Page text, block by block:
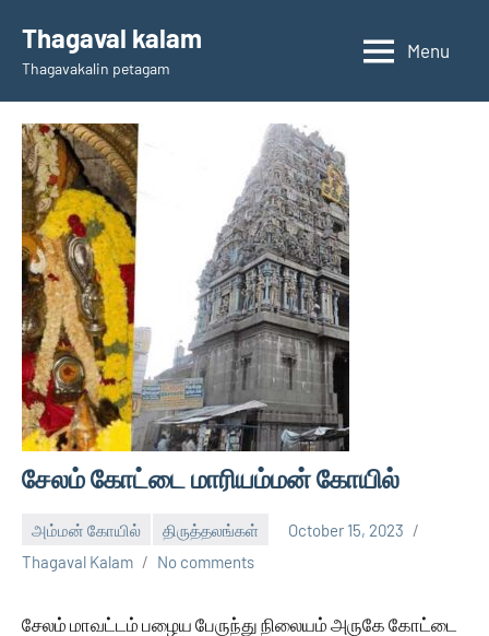
content
Thagaval kalam
Thagavakalin petagam
Menu
சேலம் கோட்டை மாரியம்மன் கோயில்
அம்மன் கோயில் திருத்தலங்கள்
October 15, 2023
Thagaval Kalam
No comments
சேலம் மாவட்டம் பழைய பேருந்து நிலையம் அருகே கோட்டை